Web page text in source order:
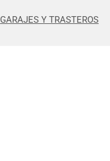
GARAJES Y TRASTEROS